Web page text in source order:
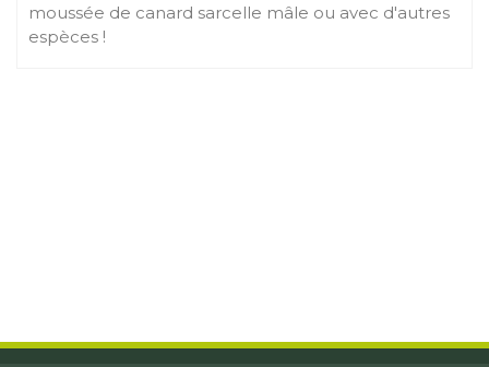
moussée de canard sarcelle mâle ou avec d'autres
espèces !